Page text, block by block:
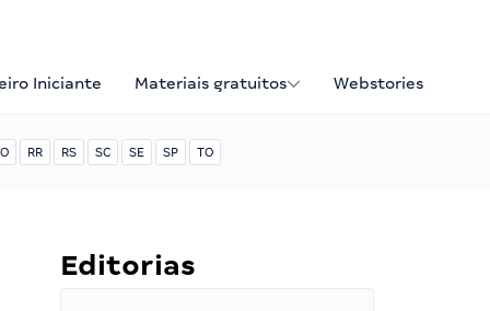
Iniciante Materiais gratuitos Webstories
RR RS SC SE SP TO
Editorias